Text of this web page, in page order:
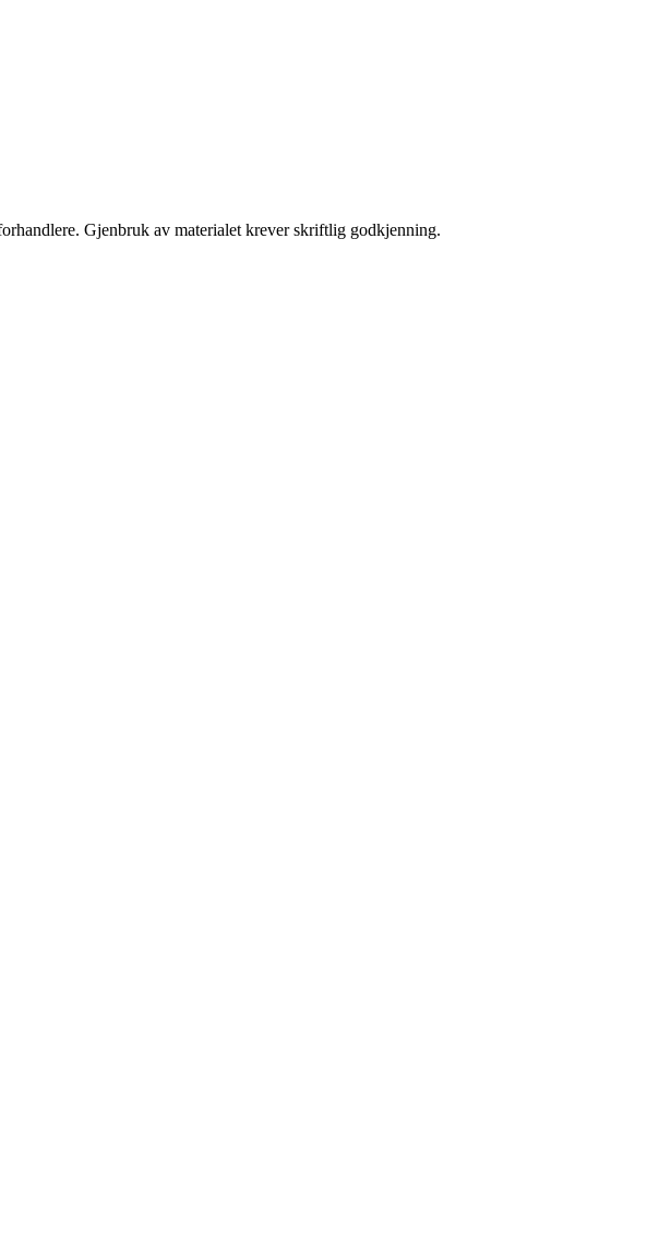
Gjenbruk av materialet krever skriftlig godkjenning.